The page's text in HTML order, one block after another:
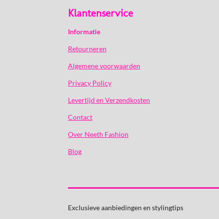
Klantenservice
Informatie
Retourneren
Algemene voorwaarden
Privacy Policy
Levertijd en Verzendkosten
Contact
Over Neeth Fashion
Blog
Exclusieve aanbiedingen en stylingtips